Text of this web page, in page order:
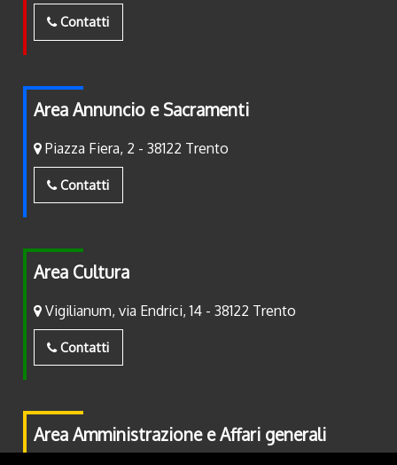
Contatti
Area Annuncio e Sacramenti
Piazza Fiera, 2 - 38122 Trento
Contatti
Area Cultura
Vigilianum, via Endrici, 14 - 38122 Trento
Contatti
Area Amministrazione e Affari generali